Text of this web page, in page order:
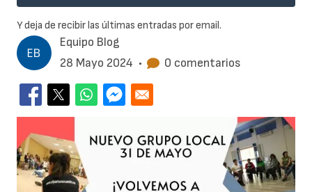
Equipo Blog
28 Mayo 2024 • 0 comentarios
Y deja de recibir las últimas entradas por email.